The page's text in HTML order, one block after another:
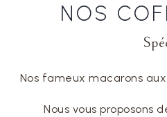
NOS
Nos fameux macarons
Nous vous proposons